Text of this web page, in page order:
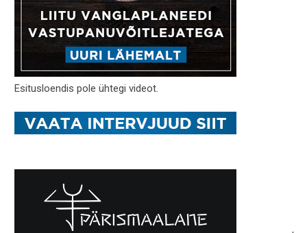
Esitusloendis pole ühtegi videot.